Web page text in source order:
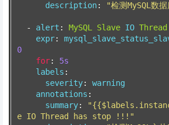
description: "检测MySQL数
- alert : MySQL Slave IO Thread
expr:
0
for:
5s
labels :
severity:
warning
annotations :
summary:
e IO Thread has stop !!!"